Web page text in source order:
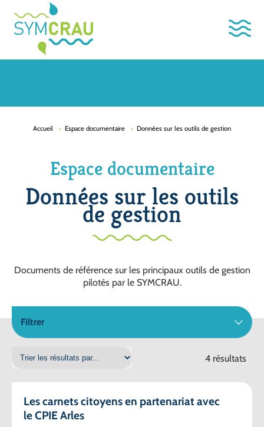
Accueil Espace documentaire Données sur les outils de gestion
Espace documentaire
Données sur les outils
de gestion
Documents de référence sur les principaux outils de gestion
pilotés par le SYMCRAU.
Filtrer
4 résultats
Les carnets citoyens en partenariat avec
le CPIE Arles